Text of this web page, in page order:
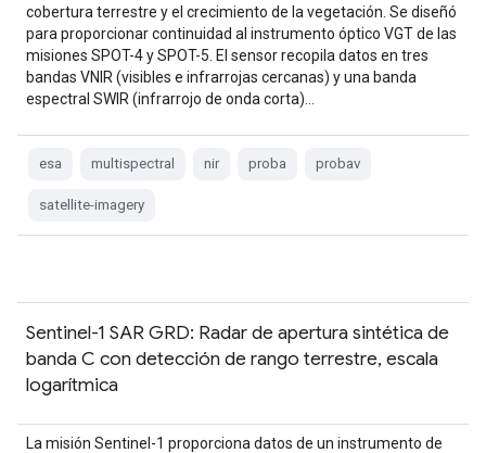
cobertura terrestre y el crecimiento de la vegetación. Se diseñó
para proporcionar continuidad al instrumento óptico VGT de las
misiones SPOT-4 y SPOT-5. El sensor recopila datos en tres
bandas VNIR (visibles e infrarrojas cercanas) y una banda
espectral SWIR (infrarrojo de onda corta)…
esa multispectral nir proba probav
satellite-imagery
Sentinel-1 SAR GRD: Radar de apertura sintética de
banda C con detección de rango terrestre, escala
logarítmica
La misión Sentinel-1 proporciona datos de un instrumento de